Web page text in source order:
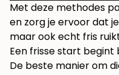
Met deze methodes
en zorg je ervoor dat
maar ook echt fris
Een frisse start begint
De beste manier om